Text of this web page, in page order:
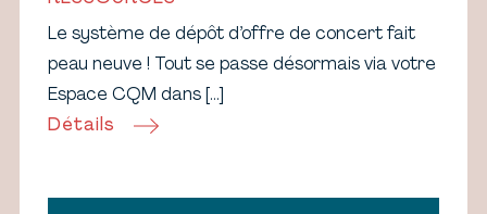
Le système de dépôt d’offre de concert fait
peau neuve ! Tout se passe désormais via votre
Espace CQM dans […]
Détails